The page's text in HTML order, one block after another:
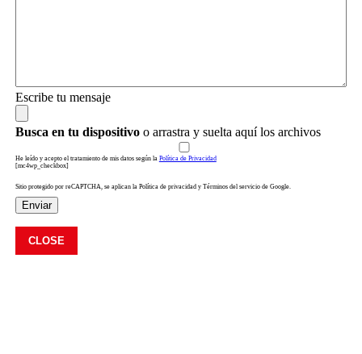
Escribe tu mensaje
Busca en tu dispositivoo arrastra y suelta aquí los archivos
He leído y acepto el tratamiento de mis datos según la Política de Privacidad
[mc4wp_checkbox]
Sitio protegido por reCAPTCHA, se aplican la Política de privacidad y Términos del servicio de Google.
Enviar
CLOSE